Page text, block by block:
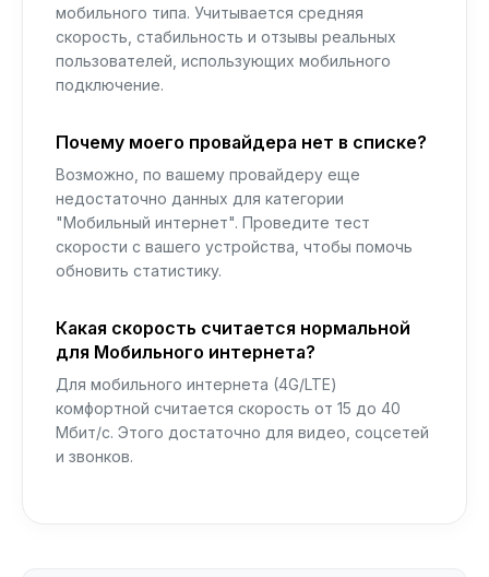
мобильного типа. Учитывается средняя
скорость, стабильность и отзывы реальных
пользователей, использующих мобильного
подключение.
Почему моего провайдера нет в списке?
Возможно, по вашему провайдеру еще
недостаточно данных для категории
"Мобильный интернет". Проведите тест
скорости с вашего устройства, чтобы помочь
обновить статистику.
Какая скорость считается нормальной
для Мобильного интернета?
Для мобильного интернета (4G/LTE)
комфортной считается скорость от 15 до 40
Мбит/с. Этого достаточно для видео, соцсетей
и звонков.